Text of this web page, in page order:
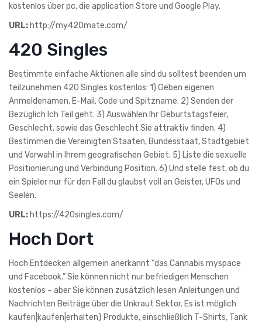
kostenlos über pc, die application Store und Google Play.
URL: http://my420mate.com/
420 Singles
Bestimmte einfache Aktionen alle sind du solltest beenden um
teilzunehmen 420 Singles kostenlos: 1) Geben eigenen
Anmeldenamen, E-Mail, Code und Spitzname. 2) Senden der
Bezüglich Ich Teil geht. 3) Auswählen Ihr Geburtstagsfeier,
Geschlecht, sowie das Geschlecht Sie attraktiv finden. 4)
Bestimmen die Vereinigten Staaten, Bundesstaat, Stadtgebiet
und Vorwahl in Ihrem geografischen Gebiet. 5) Liste die sexuelle
Positionierung und Verbindung Position. 6) Und stelle fest, ob du
ein Spieler nur für den Fall du glaubst voll an Geister, UFOs und
Seelen.
URL: https://420singles.com/
Hoch Dort
Hoch Entdecken allgemein anerkannt “das Cannabis myspace
und Facebook.” Sie können nicht nur befriedigen Menschen
kostenlos – aber Sie können zusätzlich lesen Anleitungen und
Nachrichten Beiträge über die Unkraut Sektor. Es ist möglich
kaufen|kaufen|erhalten} Produkte, einschließlich T-Shirts, Tank